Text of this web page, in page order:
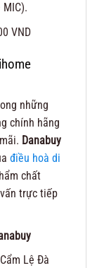
VND
những
chính hãng
Danabuy
điều hoà di
chất
trực tiếp
Lệ Đà